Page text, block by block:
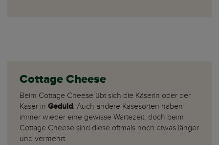
Cottage Cheese
Beim Cottage Cheese übt sich die Käserin oder der
Käser in Geduld. Auch andere Käsesorten haben
immer wieder eine gewisse Wartezeit, doch beim
Cottage Cheese sind diese oftmals noch etwas länger
und vermehrt.